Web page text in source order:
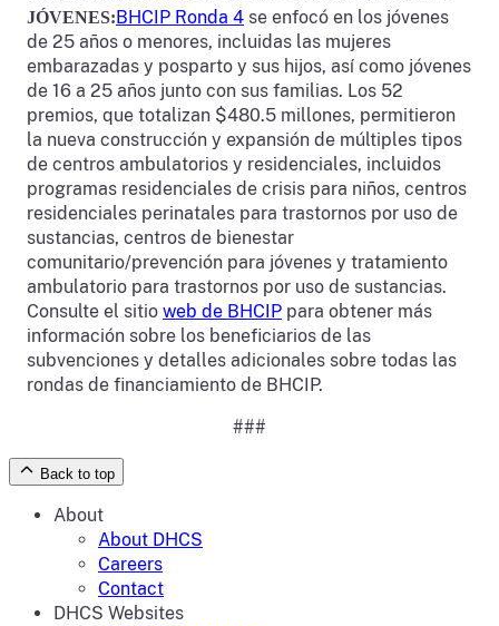
JÓVENES: BHCIP Ronda 4 se enfocó en los jóvenes
de 25 años o menores, incluidas las mujeres
embarazadas y posparto y sus hijos, así como jóvenes
de 16 a 25 años junto con sus familias. Los 52
premios, que totalizan $480.5 millones, permitieron
la nueva construcción y expansión de múltiples tipos
de centros ambulatorios y residenciales, incluidos
programas residenciales de crisis para niños, centros
residenciales perinatales para trastornos por uso de
sustancias, centros de bienestar
comunitario/prevención para jóvenes y tratamiento
ambulatorio para trastornos por uso de sustancias.
Consulte el sitio web de BHCIP para obtener más
información sobre los beneficiarios de las
subvenciones y detalles adicionales sobre todas las
rondas de financiamiento de BHCIP.
###
Back to top
About
About DHCS
Careers
Contact
DHCS Websites